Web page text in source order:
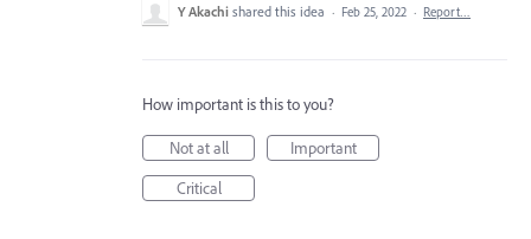
Y Akachi shared this idea · Feb 25, 2022 · Report…
How important is this to you?
Not at all
Important
Critical